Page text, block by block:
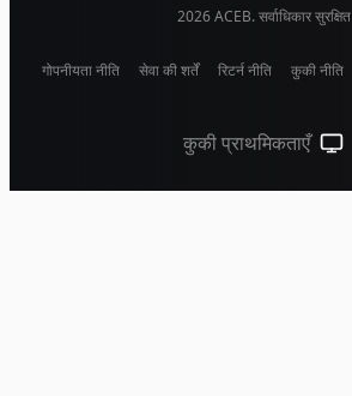
2026 ACEB. सर्वाधिकार
गोपनीयता नीति सेवा की शर्तें रिटर्न नीति कुकी नीति
कुकी प्राथमिकताएँ